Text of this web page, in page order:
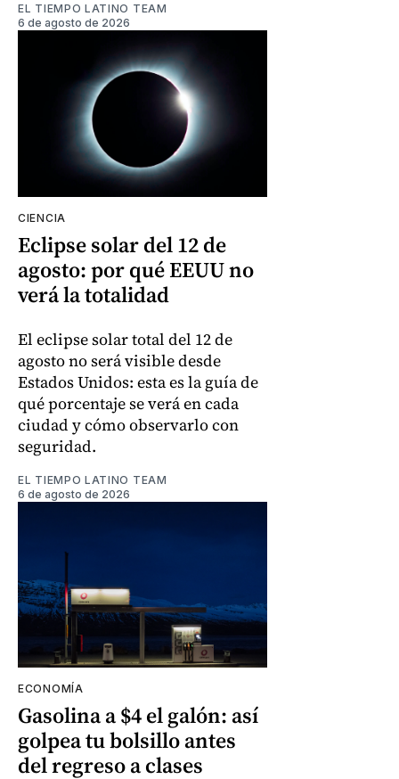
EL TIEMPO LATINO TEAM
6 de agosto de 2026
CIENCIA
Eclipse solar del 12 de
agosto: por qué EEUU no
verá la totalidad
El eclipse solar total del 12 de
agosto no será visible desde
Estados Unidos: esta es la guía de
qué porcentaje se verá en cada
ciudad y cómo observarlo con
seguridad.
EL TIEMPO LATINO TEAM
6 de agosto de 2026
ECONOMÍA
Gasolina a $4 el galón: así
golpea tu bolsillo antes
del regreso a clases